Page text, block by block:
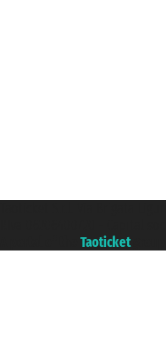
Taoticket